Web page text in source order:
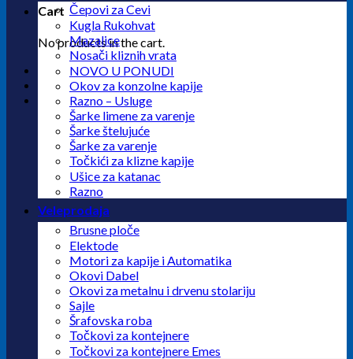
Cart
No products in the cart.
Čepovi za Cevi
Kugla Rukohvat
Mazalice
Nosači kliznih vrata
NOVO U PONUDI
Okov za konzolne kapije
Razno – Usluge
Šarke limene za varenje
Šarke štelujuće
Šarke za varenje
Točkići za klizne kapije
Ušice za katanac
Razno
Veleprodaja
Brusne ploče
Elektode
Motori za kapije i Automatika
Okovi Dabel
Okovi za metalnu i drvenu stolariju
Sajle
Šrafovska roba
Točkovi za kontejnere
Točkovi za kontejnere Emes